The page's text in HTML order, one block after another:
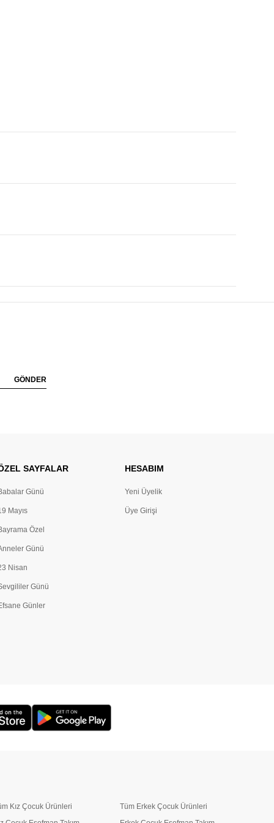
GÖNDER
SAYFALAR
Günü
Mayıs
Özel
Günü
Nisan
Günü
Günler
HESABIM
Yeni Üyelik
Üye Girişi
Kız Çocuk Ürünleri Tüm Erkek Çocuk Ürünleri